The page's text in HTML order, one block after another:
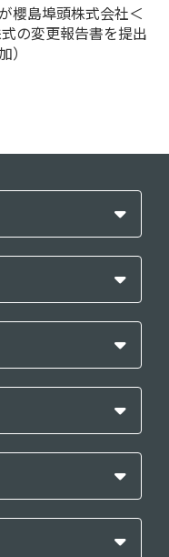
櫻島埠頭株式会社＜
の変更報告書を提出
）